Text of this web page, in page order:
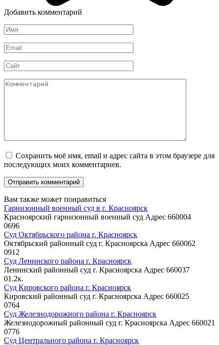
Добавить комментарий
Имя
*
Email
*
Сайт
Комментарий
Сохранить моё имя, email и адрес сайта в этом браузере для
последующих моих комментариев.
Вам также может понравиться
Гарнизонный военный суд в г. Красноярск
Красноярский гарнизонный военный суд Адрес 660004
0696
Суд Октябрьского района г. Красноярск
Октябрьский районный суд г. Красноярска Адрес 660062
0912
Суд Ленинского района г. Красноярск
Ленинский районный суд г. Красноярска Адрес 660037
01.2к.
Суд Кировского района г. Красноярск
Кировский районный суд г. Красноярска Адрес 660025
0764
Суд Железнодорожного района г. Красноярск
Железнодорожный районный суд г. Красноярска Адрес 660021
0776
Суд Центрального района г. Красноярск